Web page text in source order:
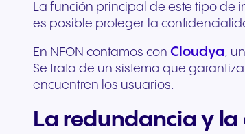
La función principal de este tipo de
es posible proteger la
En NFON contamos con Cloudya,
Se trata de un sistema que
encuentren los usuarios.
La redundancia y la